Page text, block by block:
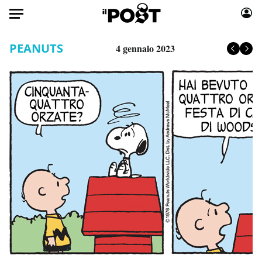
HOME
Italia
Mondo
Politica
Internet
Scienza
Cultura
Economia
Sport
Moda
Libri
Consumismi
Storie/Idee
Ok Boomer!
Media
Europa
Altrecose
Mondiali calcio 2026
PEANUTS 4 gennaio 2023